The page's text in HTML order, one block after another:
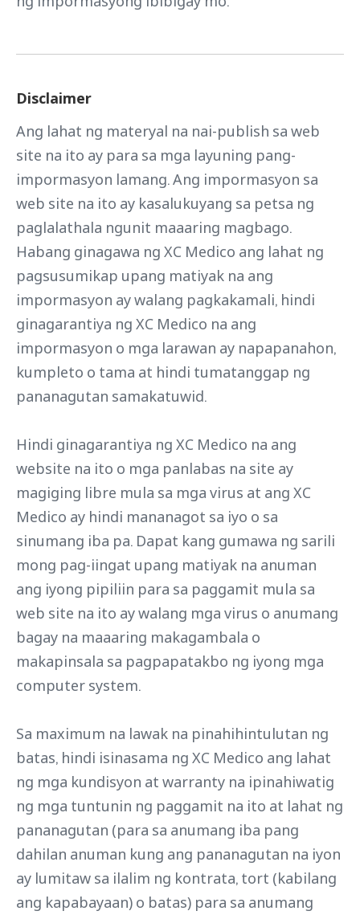
Disclaimer
Ang lahat ng materyal na nai-publish sa web
site na ito ay para sa mga layuning pang-
impormasyon lamang. Ang impormasyon sa
web site na ito ay kasalukuyang sa petsa ng
paglalathala ngunit maaaring magbago.
Habang ginagawa ng XC Medico ang lahat ng
pagsusumikap upang matiyak na ang
impormasyon ay walang pagkakamali, hindi
ginagarantiya ng XC Medico na ang
impormasyon o mga larawan ay napapanahon,
kumpleto o tama at hindi tumatanggap ng
pananagutan samakatuwid.
Hindi ginagarantiya ng XC Medico na ang
website na ito o mga panlabas na site ay
magiging libre mula sa mga virus at ang XC
Medico ay hindi mananagot sa iyo o sa
sinumang iba pa. Dapat kang gumawa ng sarili
mong pag-iingat upang matiyak na anuman
ang iyong pipiliin para sa paggamit mula sa
web site na ito ay walang mga virus o anumang
bagay na maaaring makagambala o
makapinsala sa pagpapatakbo ng iyong mga
computer system.
Sa maximum na lawak na pinahihintulutan ng
batas, hindi isinasama ng XC Medico ang lahat
ng mga kundisyon at warranty na ipinahiwatig
ng mga tuntunin ng paggamit na ito at lahat ng
pananagutan (para sa anumang iba pang
dahilan anuman kung ang pananagutan na iyon
ay lumitaw sa ilalim ng kontrata, tort (kabilang
ang kapabayaan) o batas) para sa anumang